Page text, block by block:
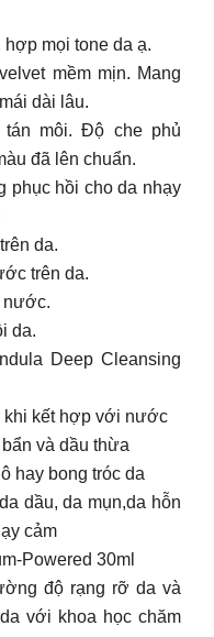
mọi tone da ạ.
mềm mịn. Mang
dài lâu.
môi. Độ che phủ
đã lên chuẩn.
phục hồi cho da nhạy
da.
trên da.
nước.
da.
Deep Cleansing
khi kết hợp với nước
và dầu thừa
hay bong tróc da
dầu, da mụn,da hỗn
cảm
Powered 30ml
độ rạng rỡ da và
với khoa học chăm